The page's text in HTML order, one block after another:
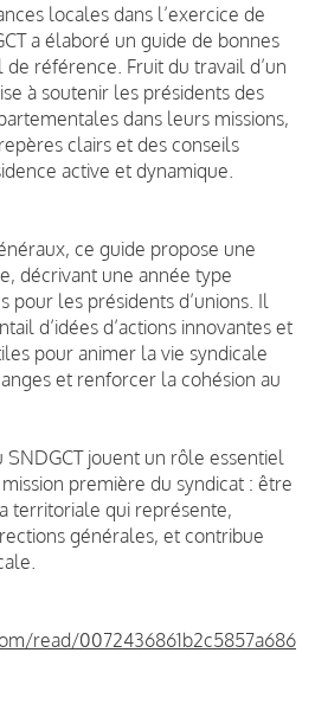
locales dans l’exercice de
a élaboré un guide de bonnes
référence. Fruit du travail d’un
à soutenir les présidents des
dans leurs missions,
clairs et des conseils
active et dynamique.
ce guide propose une
décrivant une année type
pour les présidents d’unions. Il
d’idées d’actions innovantes et
pour animer la vie syndicale
et renforcer la cohésion au
SNDGCT jouent un rôle essentiel
première du syndicat : être
territoriale qui représente,
générales, et contribue
read/0072436861b2c5857a686